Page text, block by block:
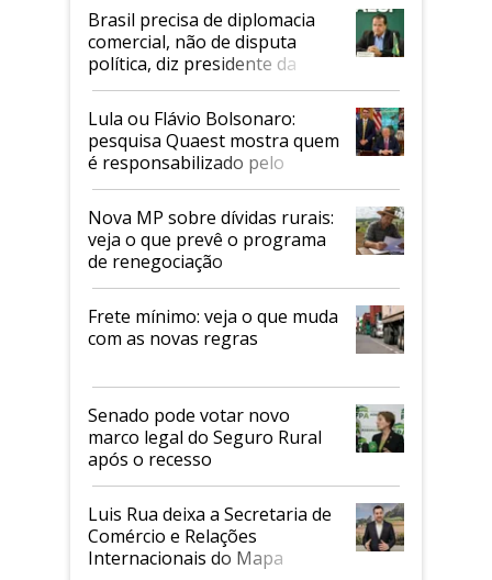
Brasil precisa de diplomacia
comercial, não de disputa
política, diz presidente da
Faesp
Lula ou Flávio Bolsonaro:
pesquisa Quaest mostra quem
é responsabilizado pelo
tarifaço dos EUA
Nova MP sobre dívidas rurais:
veja o que prevê o programa
de renegociação
Frete mínimo: veja o que muda
com as novas regras
Senado pode votar novo
marco legal do Seguro Rural
após o recesso
Luis Rua deixa a Secretaria de
Comércio e Relações
Internacionais do Mapa